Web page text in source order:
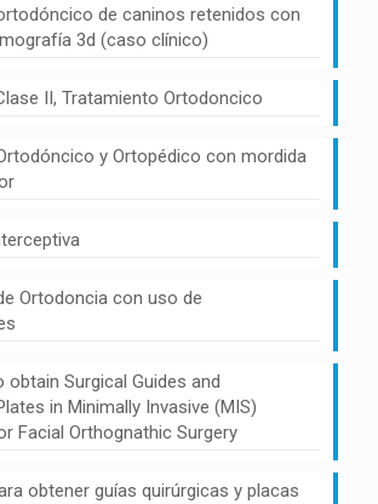
de caninos retenidos con
3d (caso clínico)
II, Tratamiento Ortodoncico
y Ortopédico con mordida
Ortodoncia con uso de
obtain Surgical Guides and
in Minimally Invasive (MIS)
Facial Orthognathic Surgery
obtener guías quirúrgicas y placas